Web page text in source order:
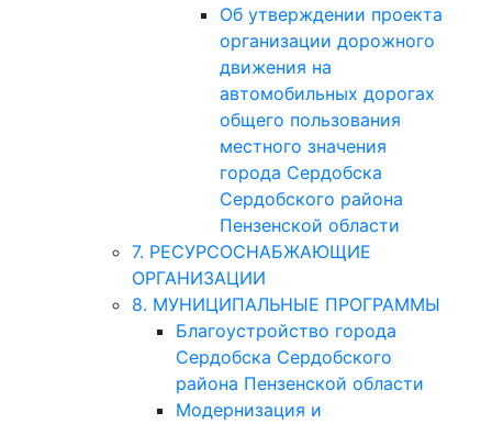
Об утверждении проекта
организации дорожного
движения на
автомобильных дорогах
общего пользования
местного значения
города Сердобска
Сердобского района
Пензенской области
7. РЕСУРСОСНАБЖАЮЩИЕ
ОРГАНИЗАЦИИ
8. МУНИЦИПАЛЬНЫЕ ПРОГРАММЫ
Благоустройство города
Сердобска Сердобского
района Пензенской области
Модернизация и